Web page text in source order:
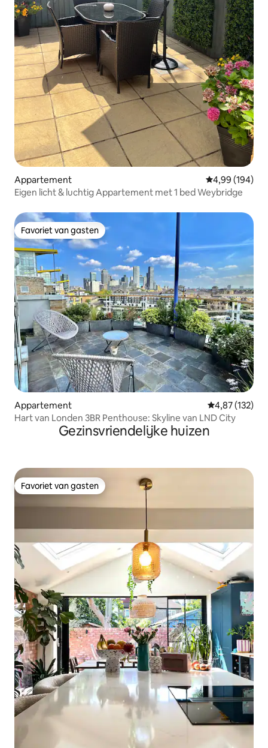
Appartement Gemiddelde
4,99 (194)
Eigen licht & luchtig Appartement met 1 bed Weybridge
Favoriet van gasten
Favoriet van gasten
Appartement Gemiddelde
4,87 (132)
Hart van Londen 3BR Penthouse: Skyline van LND City
Gezinsvriendelijke huizen
Favoriet van gasten
Favoriet van gasten